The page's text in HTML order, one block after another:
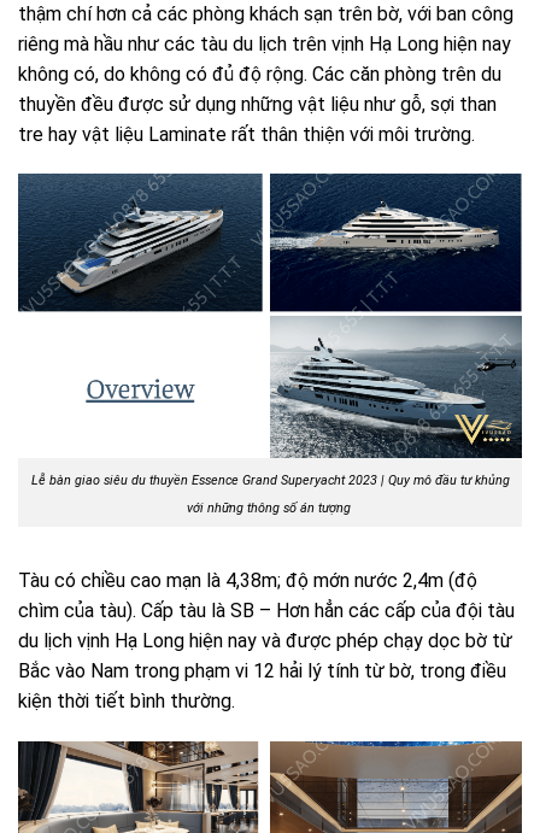
thậm chí hơn cả các phòng khách sạn trên bờ, với ban công
riêng mà hầu như các tàu du lịch trên vịnh Hạ Long hiện nay
không có, do không có đủ độ rộng. Các căn phòng trên du
thuyền đều được sử dụng những vật liệu như gỗ, sợi than
tre hay vật liệu Laminate rất thân thiện với môi trường.
Lễ bàn giao siêu du thuyền Essence Grand Superyacht 2023 | Quy mô đầu tư khủng
với những thông số án tượng
Tàu có chiều cao mạn là 4,38m; độ mớn nước 2,4m (độ
chìm của tàu). Cấp tàu là SB – Hơn hẳn các cấp của đội tàu
du lịch vịnh Hạ Long hiện nay và được phép chạy dọc bờ từ
Bắc vào Nam trong phạm vi 12 hải lý tính từ bờ, trong điều
kiện thời tiết bình thường.